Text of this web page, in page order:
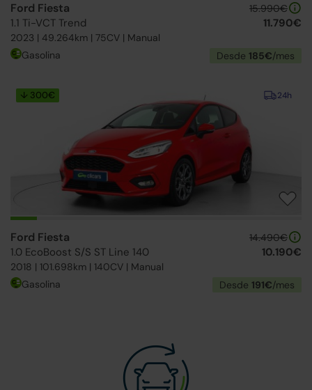
Ford Fiesta
1.1 Ti-VCT Trend
2023 | 49.264km | 75CV | Manual
15.990€
11.790€
Gasolina Desde 185€/mes
24h
↓ 300€
Ford Fiesta
1.0 EcoBoost S/S ST Line 140
2018 | 101.698km | 140CV | Manual
14.490€
10.190€
Gasolina Desde 191€/mes